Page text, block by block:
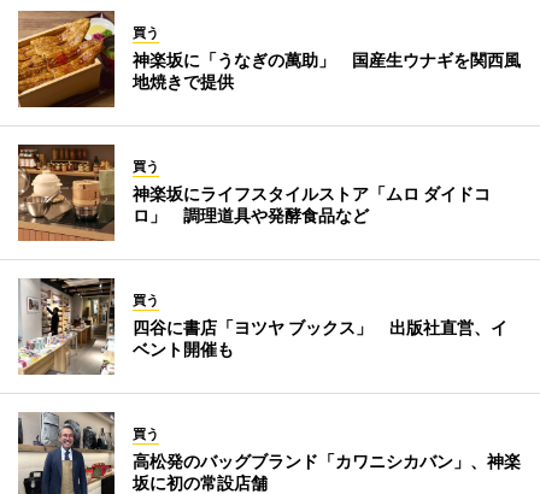
買う
神楽坂に「うなぎの萬助」 国産生ウナギを関西風
地焼きで提供
買う
神楽坂にライフスタイルストア「ムロ ダイドコ
ロ」 調理道具や発酵食品など
買う
四谷に書店「ヨツヤ ブックス」 出版社直営、イ
ベント開催も
買う
高松発のバッグブランド「カワニシカバン」、神楽
坂に初の常設店舗